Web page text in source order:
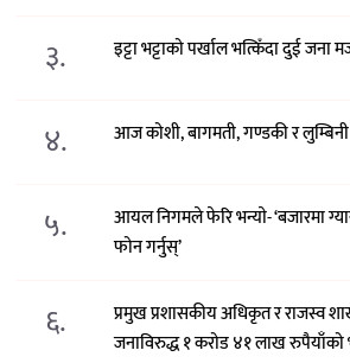
३. इट्टा भट्टाको पर्खाल भत्किँदा दुई जना
४. आज कोशी, बागमती, गण्डकी र लुम्बिनी
५.
आयल निगमले फेरि भन्याे- ‘बजारमा
फोन गर्नुस्’
६.
प्रमुख प्रशासकीय अधिकृत र राजस्व
जनाविरुद्ध १ करोड ४१ लाख रुपैयाँको